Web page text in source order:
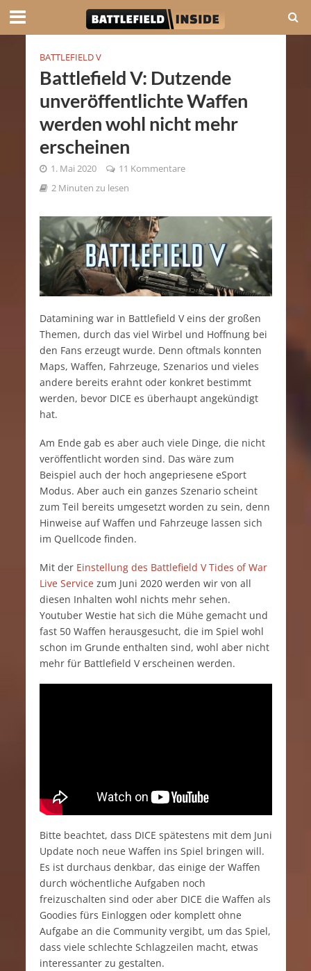
BATTLEFIELD V
Battlefield V: Dutzende
unveröffentlichte Waffen
werden wohl nicht mehr
erscheinen
1. Mai 2020
11 Kommentare
2 Minuten zu lesen
Datamining war in Battlefield V eins der großen
Themen, durch das viel Wirbel und Hoffnung bei
den Fans erzeugt wurde. Denn oftmals konnten
Maps, Waffen, Fahrzeuge, Szenarios und vieles
andere bereits erahnt oder konkret bestimmt
werden, bevor DICE es überhaupt angekündigt
hat.
Am Ende gab es aber auch viele Dinge, die nicht
veröffentlicht worden sind. Das wäre zum
Beispiel auch der hoch angepriesene eSport
Modus. Aber auch ein ganzes Szenario scheint
zum Teil bereits umgesetzt worden zu sein, denn
Hinweise auf Waffen und Fahrzeuge lassen sich
im Quellcode finden.
Mit der Einstellung des Battlefield V Tides of War
Live Servicezum Juni 2020 werden wir von all
diesen Inhalten wohl nichts mehr sehen.
Youtuber Westie hat sich die Mühe gemacht und
fast 50 Waffen herausgesucht, die im Spiel wohl
schon im Grunde enthalten sind, wohl aber nicht
mehr für Battlefield V erscheinen werden.
Bitte beachtet, dass DICE spätestens mit dem Juni
Update noch neue Waffen ins Spiel bringen will.
Es ist durchaus denkbar, das einige der Waffen
durch wöchentliche Aufgaben noch
freizuschalten sind oder aber DICE die Waffen als
Goodies fürs Einloggen oder komplett ohne
Aufgabe an die Community vergibt, um das Spiel,
dass viele schlechte Schlagzeilen macht, etwas
interessanter zu gestalten.